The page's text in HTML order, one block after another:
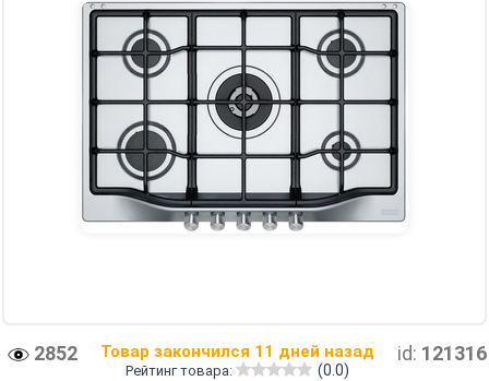
2852 id: 121316
Товар закончился 11 дней назад
Рейтинг товара: (0.0)